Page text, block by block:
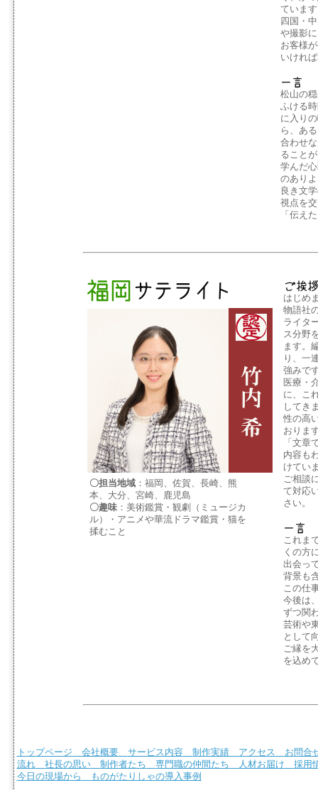
ていま
四国・
や撮影
お客様
いけれ
松山の
ふける
に入り
ら、あ
合わせ
ること
学んだ
のあり
良き文
視点を
「伝え
はじめ
物語社
ライタ
ス分野
ます。
り、一
強みで
医療・
に、こ
してき
性の高
おりま
「文章
内容も
けてい
ご相談
て対応
さい。
これま
くの方
出会っ
背景も
この仕
今後は
ずつ関
芸術や
として
ご縁を
を込め
〇担当地域：福岡、佐賀、長崎、熊
本、大分、宮崎、鹿児島
〇趣味：美術鑑賞・観劇（ミュージカ
ル）・アニメや華流ドラマ鑑賞・猫を
揉むこと
トップページ 会社概要 サービス内容 制作実績 アクセス
お問合
流れ
社長の思い 制作者たち 専門職の仲間たち 人材お届け
採用
今日の現場から
ものがたりしゃの導入事例